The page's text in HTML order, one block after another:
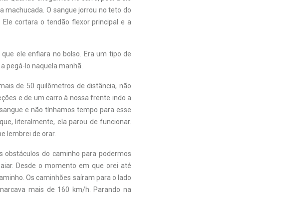
machucada. O sangue jorrou no teto do
cortara o tendão flexor principal e a
ele enfiara no bolso. Era um tipo de
pegá-lo naquela manhã.
de 50 quilômetros de distância, não
e de um carro à nossa frente indo a
e não tínhamos tempo para esse
literalmente, ela parou de funcionar.
lembrei de orar.
obstáculos do caminho para podermos
Desde o momento em que orei até
Os caminhões saíram para o lado
mais de 160 km/h. Parando na